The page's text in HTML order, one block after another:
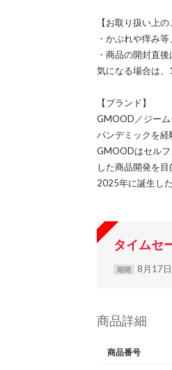
【お取り扱い上の
・かぶれや痒み
・商品の開封直
気になる場合は、
【ブランド】
GMOOD／ジーム
パンデミックを経
GMOODはセル
した商品開発を目
2025年に誕生し
タイムセ
期間 8月17
商品詳細
商品番号